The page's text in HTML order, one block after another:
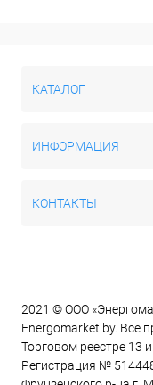
КАТАЛОГ
ИНФОРМАЦИЯ
КОНТАКТЫ
2021 © ООО
Energomarket.by. Все
Торговом реестре 13
Регистрация №